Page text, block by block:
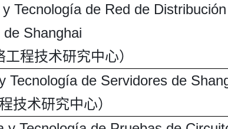
Tecnología de Red de
Shanghai
工程技术研究中心）
Tecnología de Servidores de
技术研究中心）